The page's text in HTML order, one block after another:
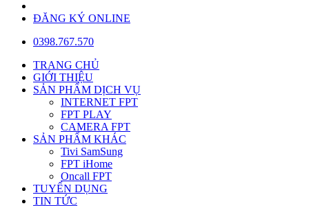
ĐĂNG KÝ ONLINE
0398.767.570
TRANG CHỦ
GIỚI THIỆU
SẢN PHẨM DỊCH VỤ
INTERNET FPT
FPT PLAY
CAMERA FPT
SẢN PHẨM KHÁC
Tivi SamSung
FPT iHome
Oncall FPT
TUYỂN DỤNG
TIN TỨC